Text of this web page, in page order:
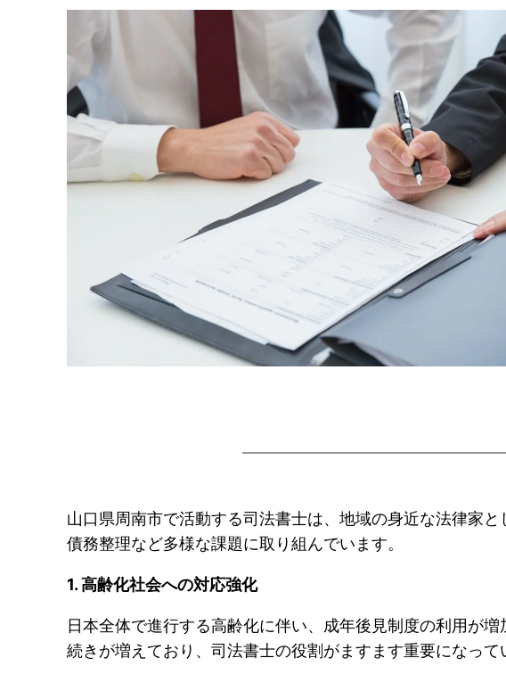
山口県周南市で活動する司法書士は、地域の身近な法律家
債務整理など多様な課題に取り組んでいます。
1. 高齢化社会への対応強化
日本全体で進行する高齢化に伴い、成年後見制度の利用が
続きが増えており、司法書士の役割がますます重要になって